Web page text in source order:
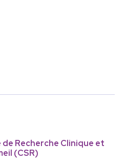
Recherche Clinique et
(CSR)